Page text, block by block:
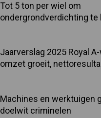
Tot 5 ton per wiel om
ondergrondverdichting te
Jaarverslag 2025 Royal
omzet groeit,
Machines en werktuigen
doelwit criminelen